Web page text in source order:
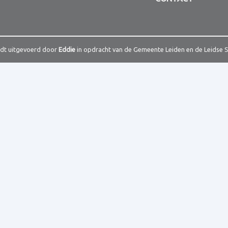
uitgevoerd door Eddie in opdracht van de Gemeente Leiden en de Leidse